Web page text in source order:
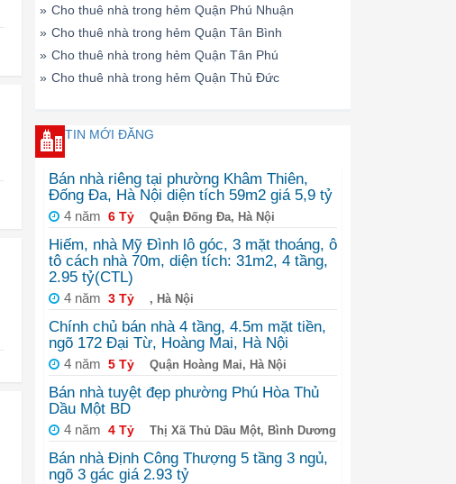
» Cho thuê nhà trong hẻm Quận Phú Nhuận
» Cho thuê nhà trong hẻm Quận Tân Bình
» Cho thuê nhà trong hẻm Quận Tân Phú
» Cho thuê nhà trong hẻm Quận Thủ Đức
TIN MỚI ĐĂNG
Bán nhà riêng tại phường Khâm Thiên,
Đống Đa, Hà Nội diện tích 59m2 giá 5,9 tỷ
4 năm 6 Tỷ Quận Đống Đa, Hà Nội
Hiếm, nhà Mỹ Đình lô góc, 3 mặt thoáng, ô
tô cách nhà 70m, diện tích: 31m2, 4 tầng,
2.95 tỷ(CTL)
4 năm 3 Tỷ , Hà Nội
Chính chủ bán nhà 4 tầng, 4.5m mặt tiền,
ngõ 172 Đại Từ, Hoàng Mai, Hà Nội
4 năm 5 Tỷ Quận Hoàng Mai, Hà Nội
Bán nhà tuyệt đẹp phường Phú Hòa Thủ
Dầu Một BD
4 năm 4 Tỷ Thị Xã Thủ Dầu Một, Bình Dương
Bán nhà Định Công Thượng 5 tầng 3 ngủ,
ngõ 3 gác giá 2.93 tỷ